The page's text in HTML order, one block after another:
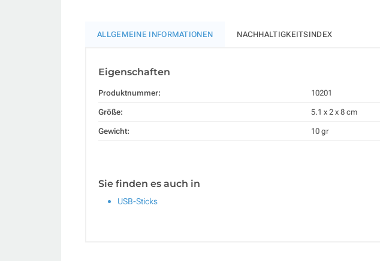
ALLGEMEINE INFORMATIONEN NACHHALTIGKEITSINDEX
Eigenschaften
Produktnummer: 10201
Größe: 5.1 x 2 x 8 cm
Gewicht: 10 gr
Sie finden es auch in
USB-Sticks